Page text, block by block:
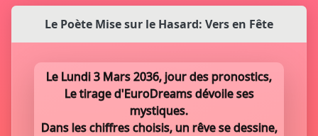
Le Poète Mise sur le Hasard: Vers en Fête
Le Lundi 3 Mars 2036, jour des pronostics,
Le tirage d'EuroDreams dévoile ses
mystiques.
Dans les chiffres choisis, un rêve se dessine,